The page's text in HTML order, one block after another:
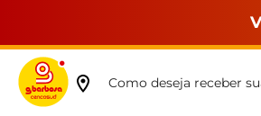
Como deseja receber